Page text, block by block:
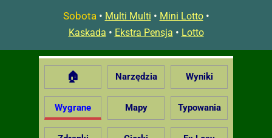
Sobota• Multi Multi • Mini Lotto•
Kaskada • Ekstra Pensja • Lotto
🏠 Narzędzia Wyniki
Wygrane Mapy Typowania